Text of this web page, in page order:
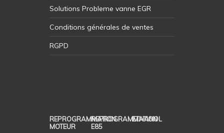
Solutions Probleme vanne EGR
Conditions générales de ventes
RGPD
REPROGRAMMATION
MOTEUR
REPROGRAMMATION
E85
ETHANOL